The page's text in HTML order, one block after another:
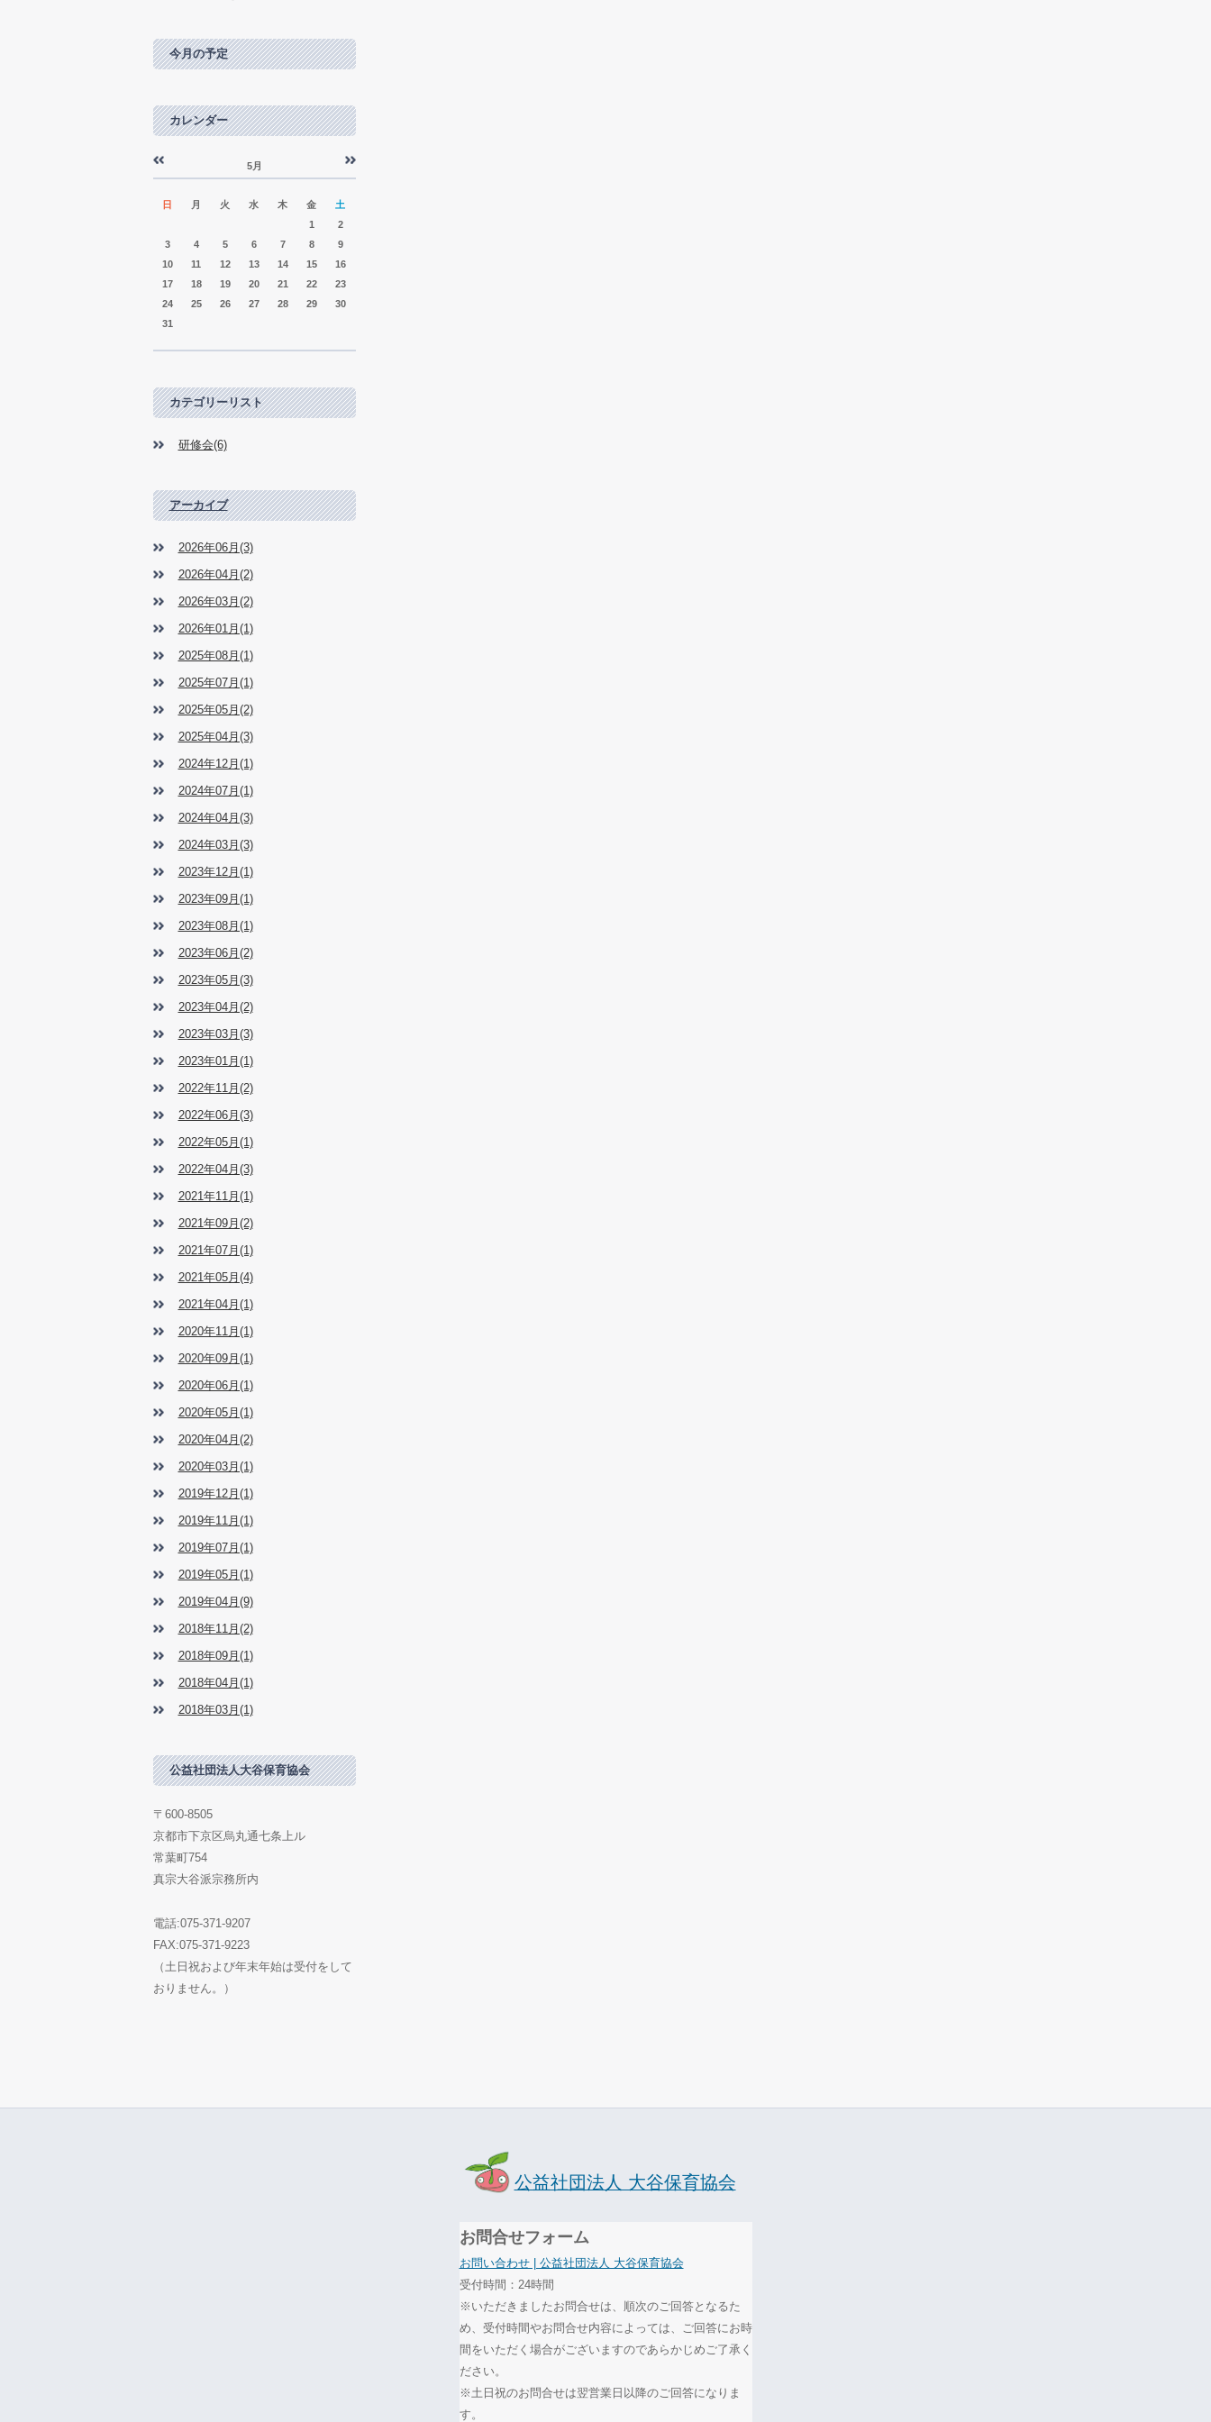
今月の予定
カレンダー
«
5月
»
日 月 火 水 木 金
土
1
2
3
4 5 6 7 8
9
10
11 12 13 14 15
16
17
18 19 20 21 22
23
24
25 26 27 28 29
30
31
カテゴリーリスト
研修会(6)
アーカイブ
2026年06月(3)
2026年04月(2)
2026年03月(2)
2026年01月(1)
2025年08月(1)
2025年07月(1)
2025年05月(2)
2025年04月(3)
2024年12月(1)
2024年07月(1)
2024年04月(3)
2024年03月(3)
2023年12月(1)
2023年09月(1)
2023年08月(1)
2023年06月(2)
2023年05月(3)
2023年04月(2)
2023年03月(3)
2023年01月(1)
2022年11月(2)
2022年06月(3)
2022年05月(1)
2022年04月(3)
2021年11月(1)
2021年09月(2)
2021年07月(1)
2021年05月(4)
2021年04月(1)
2020年11月(1)
2020年09月(1)
2020年06月(1)
2020年05月(1)
2020年04月(2)
2020年03月(1)
2019年12月(1)
2019年11月(1)
2019年07月(1)
2019年05月(1)
2019年04月(9)
2018年11月(2)
2018年09月(1)
2018年04月(1)
2018年03月(1)
公益社団法人大谷保育協会
〒600-8505
京都市下京区烏丸通七条上ル
常葉町754
真宗大谷派宗務所内
電話:075-371-9207
FAX:075-371-9223
（土日祝および年末年始は受付をして
おりません。）
公益社団法人 大谷保育協会
お問合せフォーム
お問い合わせ | 公益社団法人 大谷保育協会
受付時間：24時間
※いただきましたお問合せは、順次のご回答となるた
め、受付時間やお問合せ内容によっては、ご回答にお時
間をいただく場合がございますのであらかじめご了承く
ださい。
※土日祝のお問合せは翌営業日以降のご回答になりま
す。